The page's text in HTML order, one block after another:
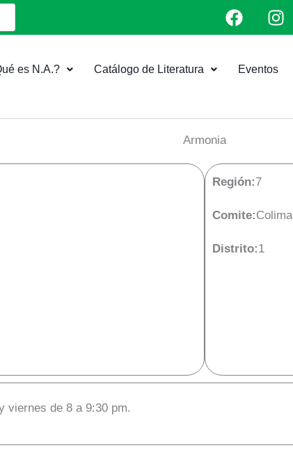
F
a
e
b
I
n
a
es N.A.? Catálogo de Literatura Eventos
Armonia
Región:7
Comite:Colima
Distrito:1
viernes de 8 a 9:30 pm.